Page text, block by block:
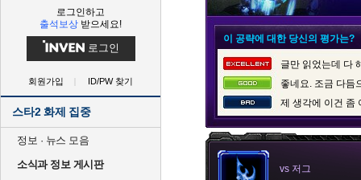
로그인하고
출석보상 받으세요!
로그인
회원가입 ID/PW 찾기
스타2 화제 집중
정보 · 뉴스 모음
소식과 정보 게시판
이 공략에 대한 당신의 평가는?
글만 읽었는데 다
좋네요. 조금 다듬
제 생각에 이건 좀
vs 저그